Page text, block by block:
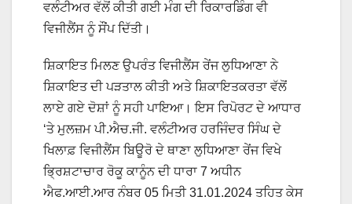
ਵਲੰਟੀਅਰ ਵੱਲੋਂ ਕੀਤੀ ਗਈ ਮੰਗ ਦੀ ਰਿਕਾਰਡਿੰਗ ਵੀ
ਵਿਜੀਲੈਂਸ ਨੂੰ ਸੌਂਪ ਦਿੱਤੀ।
ਸ਼ਿਕਾਇਤ ਮਿਲਣ ਉਪਰੰਤ ਵਿਜੀਲੈਂਸ ਰੇਂਜ ਲੁਧਿਆਣਾ ਨੇ
ਸ਼ਿਕਾਇਤ ਦੀ ਪੜਤਾਲ ਕੀਤੀ ਅਤੇ ਸ਼ਿਕਾਇਤਕਰਤਾ ਵੱਲੋਂ
ਲਾਏ ਗਏ ਦੋਸ਼ਾਂ ਨੂੰ ਸਹੀ ਪਾਇਆ। ਇਸ ਰਿਪੋਰਟ ਦੇ ਆਧਾਰ
‘ਤੇ ਮੁਲਜ਼ਮ ਪੀ.ਐਚ.ਜੀ. ਵਲੰਟੀਅਰ ਹਰਜਿੰਦਰ ਸਿੰਘ ਦੇ
ਖਿਲਾਫ਼ ਵਿਜੀਲੈਂਸ ਬਿਊਰੋ ਦੇ ਥਾਣਾ ਲੁਧਿਆਣਾ ਰੇਂਜ ਵਿਖੇ
ਭ੍ਰਿਸ਼ਟਾਚਾਰ ਰੋਕੂ ਕਾਨੂੰਨ ਦੀ ਧਾਰਾ 7 ਅਧੀਨ
ਐਫ.ਆਈ.ਆਰ ਨੰਬਰ 05 ਮਿਤੀ 31.01.2024 ਤਹਿਤ ਕੇਸ